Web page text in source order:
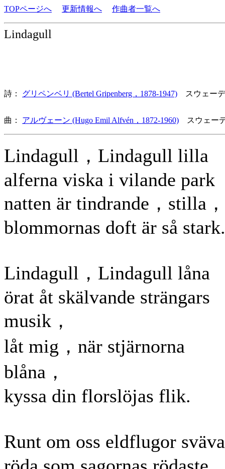
TOPページへ 更新情報へ 作曲者一覧へ
Lindagull
詩： グリペンベリ (Bertel Gripenberg，1878-1947) スウェー
曲： アルヴェーン (Hugo Emil Alfvén，1872-1960) スウェー
Lindagull，Lindagull lilla
alferna viska i vilande park
natten är tindrande，stilla，
blommornas doft är så stark.
Lindagull，Lindagull låna
örat åt skälvande strängars
musik，
låt mig，när stjärnorna
blåna，
kyssa din florslöjas flik.
Runt om oss eldflugor